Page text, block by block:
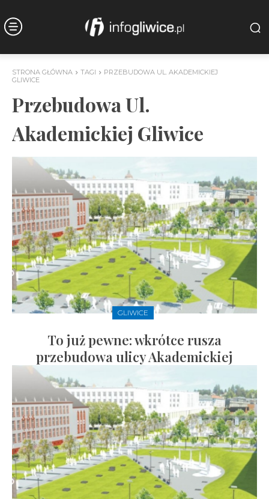
STRONA GŁÓWNA TAGI
PRZEBUDOWA UL. AKADEMICKIEJ
GLIWICE
Przebudowa Ul.
Akademickiej Gliwice
GLIWICE
To już pewne: wkrótce rusza
przebudowa ulicy Akademickiej